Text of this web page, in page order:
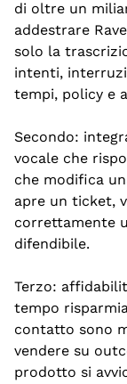
di oltre un
addestrare
solo la
intenti,
tempi, policy e
Secondo:
vocale che
che modifica
apre un ticket,
correttamente
difendibile.
Terzo:
tempo
contatto sono
vendere su
prodotto si